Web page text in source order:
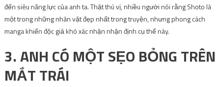
đến siêu năng lực của anh ta. Thật thú vị, nhiều người nói rằng Shoto là
một trong những nhân vật đẹp nhất trong truyện, nhưng phong cách
manga khiến độc giả khó xác nhận nhận định cụ thể này.
3. ANH CÓ MỘT SẸO BỎNG TRÊN
MẮT TRÁI